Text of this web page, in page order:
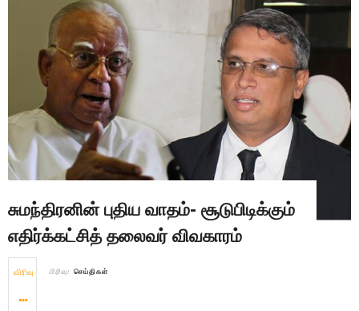
சுமந்திரனின் புதிய வாதம்- சூடுபிடிக்கும்
எதிர்க்கட்சித் தலைவர் விவகாரம்
விரிவு பிரிவு: செய்திகள்